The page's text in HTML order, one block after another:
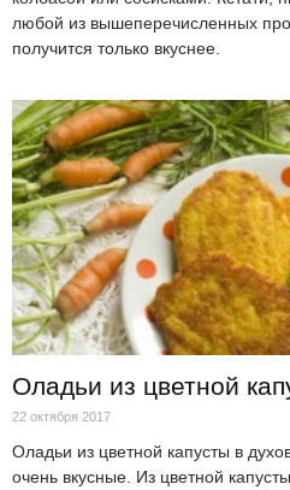
любой из вышеперечисленных
получится только вкуснее.
Оладьи из цветной
22 октября 2017
Оладьи из цветной капусты в
очень вкусные. Из цветной